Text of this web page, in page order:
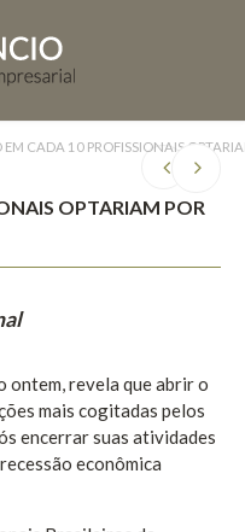
CADA 10 PROFISSIONAIS
OPTARIAM POR
ontem, revela que abrir o
mais cogitadas pelos
encerrar suas atividades
econômica